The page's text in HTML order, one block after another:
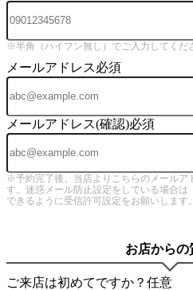
※半角（ハイフン無し）でご入力してくだ
メールアドレス必須
メールアドレス(確認)必須
※予約完了後、当店よりこちらのメールア
す。迷惑メール防止設定をしている場合は
できるように受信許可設定をお願いします。
お店からの
ご来店は初めてですか？ 任意